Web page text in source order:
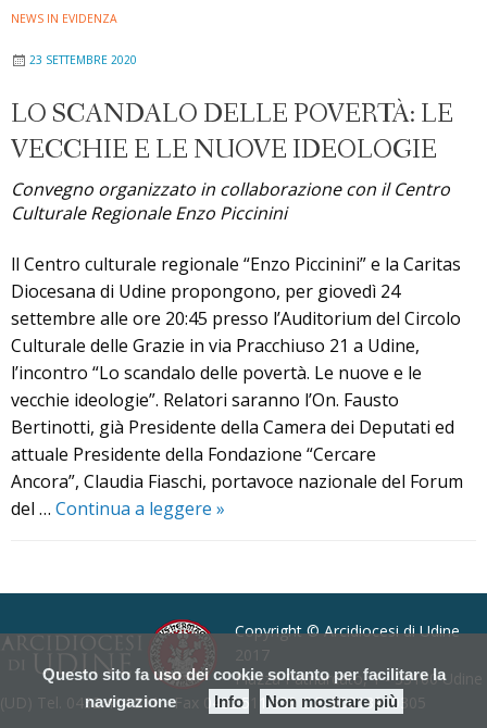
Questo sito fa uso dei cookie soltanto per facilitare la
navigazione
Info Non mostrare più
di
NEWS IN EVIDENZA
23 SETTEMBRE 2020
LO SCANDALO DELLE POVERTÀ: LE
VECCHIE E LE NUOVE IDEOLOGIE
Convegno organizzato in collaborazione con il Centro
Culturale Regionale Enzo Piccinini
ll Centro culturale regionale “Enzo Piccinini” e la Caritas
Diocesana di Udine propongono, per giovedì 24
settembre alle ore 20:45 presso l’Auditorium del Circolo
Culturale delle Grazie in via Pracchiuso 21 a Udine,
l’incontro “Lo scandalo delle povertà. Le nuove e le
vecchie ideologie”. Relatori saranno l’On. Fausto
Bertinotti, già Presidente della Camera dei Deputati ed
attuale Presidente della Fondazione “Cercare
Ancora”, Claudia Fiaschi, portavoce nazionale del Forum
del … Continua a leggere LO
POVERTÀ:
vecchie
e
le
»
o
s
t
a
Copyright © Arcidiocesi di Udine
2017
Piazza Patriarcato, 1 - 33100 Udine
(UD) Tel. 0432.414.511 - Fax 0432.511.838 C.F. 80013900305